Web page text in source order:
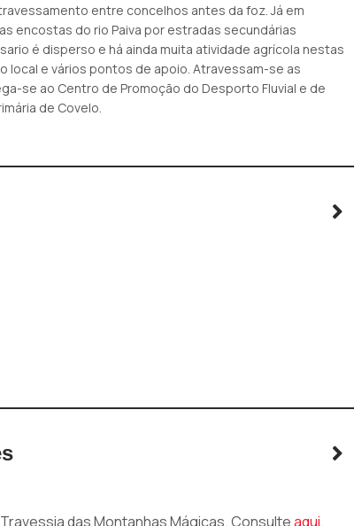
entre concelhos antes da foz. Já em
encostas do rio Paiva por estradas secundárias
é disperso e há ainda muita atividade agrícola nestas
local e vários pontos de apoio. Atravessam-se as
se ao Centro de Promoção do Desporto Fluvial e de
de Covelo.
das Montanhas Mágicas. Consulteaqui.